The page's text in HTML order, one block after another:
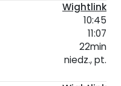
Wightlink
10:45
11:07
22min
niedz., pt.